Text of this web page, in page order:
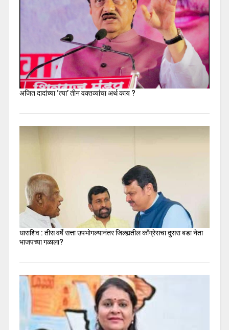
अजित दादांच्या ‘त्या’ तीन वक्तव्यांचा अर्थ काय ?
धाराशिव : तीस वर्षे सत्ता उपभोगल्यानंतर जिल्ह्यतील कॉंग्रेसचा दुसरा बडा नेता
भाजपच्या गळाला?